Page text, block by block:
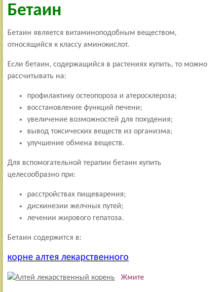
Бетаин
Бетаин является витаминоподобным веществом,
относящийся к классу аминокислот.
Если бетаин, содержащийся в растениях купить, то можно
рассчитывать на:
профилактику остеопороза и атеросклероза;
восстановление функций печени;
увеличение возможностей для похудения;
вывод токсических веществ из организма;
улучшение обмена веществ.
Для вспомогательной терапии бетаин купить
целесообразно при:
расстройствах пищеварения;
дискинезии желчных путей;
лечении жирового гепатоза.
Бетаин содержится в:
корне алтея лекарственного
Жмите